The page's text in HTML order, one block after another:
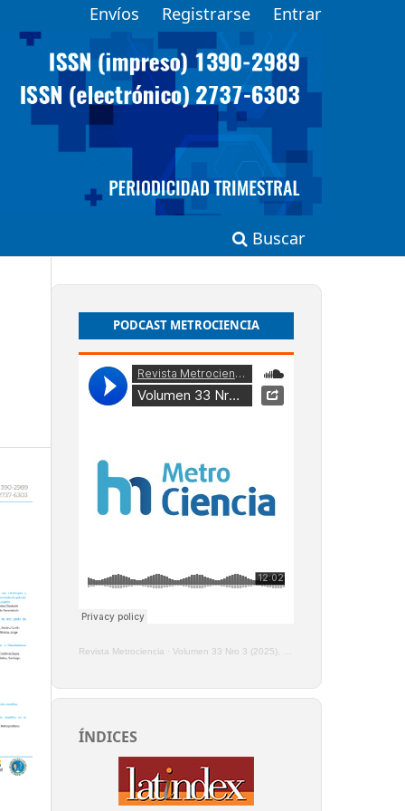
Buscar
Envíos Registrarse Entrar
PODCAST METROCIENCIA
Revista Metrociencia · Volumen 33 Nro 3 (2025), Enero - Marzo
ÍNDICES